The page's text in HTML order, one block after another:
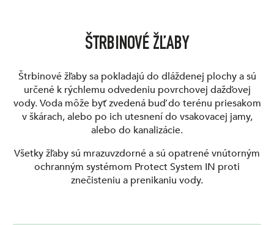
ŠTRBINOVÉ ŽĽABY
Štrbinové žľaby sa pokladajú do dláždenej plochy a sú
určené k rýchlemu odvedeniu povrchovej dažďovej
vody. Voda môže byť zvedená buď do terénu priesakom
v škárach, alebo po ich utesnení do vsakovacej jamy,
alebo do kanalizácie.
Všetky žľaby sú mrazuvzdorné a sú opatrené vnútorným
ochranným systémom Protect System IN proti
znečisteniu a prenikaniu vody.